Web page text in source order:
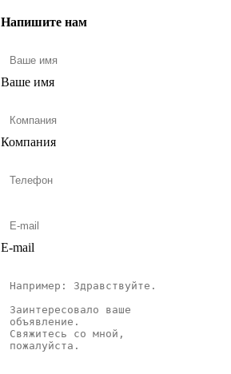
Напишите нам
Ваше имя
Компания
E-mail